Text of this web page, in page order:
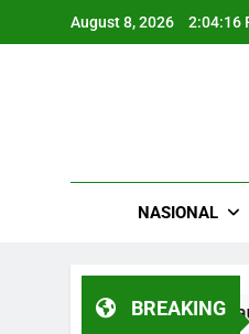
August 8, 2026 2:04:17
NASIONAL
BREAKING
Guguran Sejauh 3 Km